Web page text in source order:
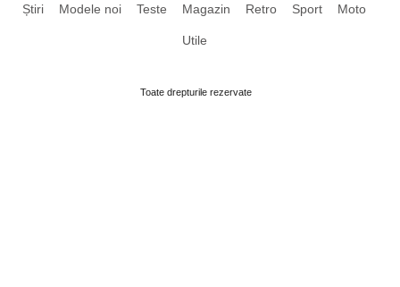
Știri Modele noi Teste Magazin Retro Sport Moto
Utile
Toate drepturile rezervate